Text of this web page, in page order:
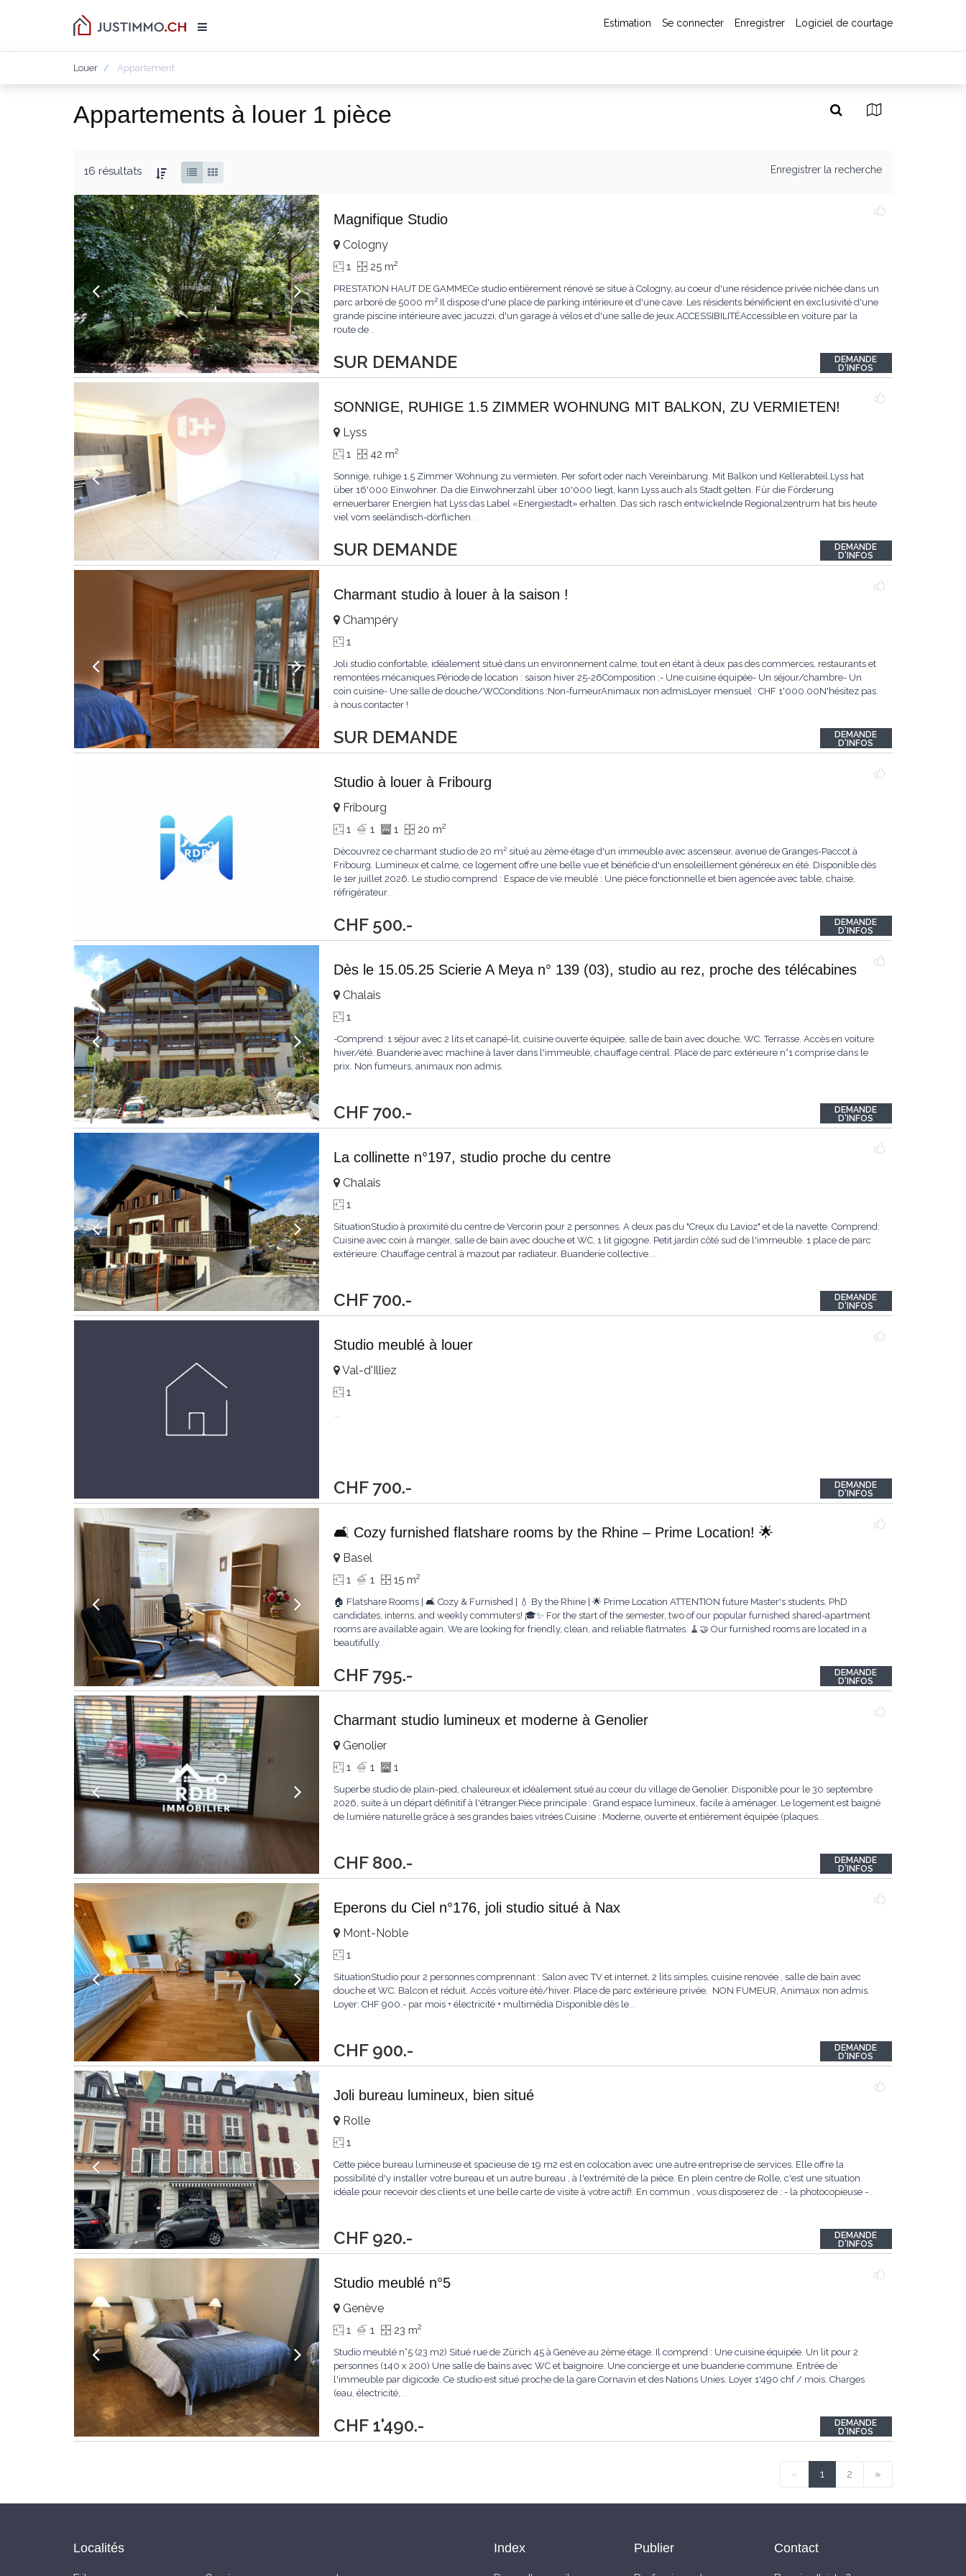
Estimation Se connecter Enregistrer Logiciel de courtage
Louer Appartement
Appartements à louer 1 pièce
16 résultats Enregistrer la recherche
Magnifique Studio
SUR DEMANDE
Cologny
1 25 m2
PRESTATION HAUT DE GAMMECe studio entièrement rénové se situe à Cologny, au coeur d'une résidence privée nichée dans un
parc arboré de 5000 m².Il dispose d'une place de parking intérieure et d'une cave. Les résidents bénéficient en exclusivité d'une
grande piscine intérieure avec jacuzzi, d'un garage à vélos et d'une salle de jeux.ACCESSIBILITÉAccessible en voiture par la
route de...
DEMANDE
D'INFOS
SONNIGE, RUHIGE 1.5 ZIMMER WOHNUNG MIT BALKON, ZU VERMIETEN!
SUR DEMANDE
Lyss
1 42 m2
Sonnige, ruhige 1.5 Zimmer Wohnung zu vermieten. Per sofort oder nach Vereinbarung. Mit Balkon und Kellerabteil.Lyss hat
über 16'000 Einwohner. Da die Einwohnerzahl über 10'000 liegt, kann Lyss auch als Stadt gelten. Für die Förderung
erneuerbarer Energien hat Lyss das Label «Energiestadt» erhalten. Das sich rasch entwickelnde Regionalzentrum hat bis heute
viel vom seeländisch-dörflichen...
DEMANDE
D'INFOS
Charmant studio à louer à la saison !
SUR DEMANDE
Champéry
1
Joli studio confortable, idéalement situé dans un environnement calme, tout en étant à deux pas des commerces, restaurants et
remontées mécaniques.Période de location : saison hiver 25-26Composition :- Une cuisine équipée- Un séjour/chambre- Un
coin cuisine- Une salle de douche/WCConditions :Non-fumeurAnimaux non admisLoyer mensuel : CHF 1'000.00N'hésitez pas
à nous contacter !
DEMANDE
D'INFOS
Studio à louer à Fribourg
CHF 500.-
Fribourg
1 1 1 20 m2
Découvrez ce charmant studio de 20 m² situé au 2ème étage d'un immeuble avec ascenseur, avenue de Granges-Paccot à
Fribourg. Lumineux et calme, ce logement offre une belle vue et bénéficie d'un ensoleillement généreux en été. Disponible dès
le 1er juillet 2026. Le studio comprend : Espace de vie meublé : Une pièce fonctionnelle et bien agencée avec table, chaise,
réfrigérateur...
DEMANDE
D'INFOS
Dès le 15.05.25 Scierie A Meya n° 139 (03), studio au rez, proche des télécabines
CHF 700.-
Chalais
1
-Comprend: 1 séjour avec 2 lits et canapé-lit, cuisine ouverte équipée, salle de bain avec douche, WC. Terrasse. Accès en voiture
hiver/été. Buanderie avec machine à laver dans l'immeuble, chauffage central. Place de parc extérieure n°1 comprise dans le
prix. Non fumeurs, animaux non admis.
DEMANDE
D'INFOS
La collinette n°197, studio proche du centre
CHF 700.-
Chalais
1
SituationStudio à proximité du centre de Vercorin pour 2 personnes. A deux pas du "Creux du Lavioz" et de la navette. Comprend:
Cuisine avec coin à manger, salle de bain avec douche et WC, 1 lit gigogne. Petit jardin côté sud de l'immeuble. 1 place de parc
extérieure. Chauffage central à mazout par radiateur. Buanderie collective....
DEMANDE
D'INFOS
Studio meublé à louer
CHF 700.-
Val-d'Illiez
1
...
DEMANDE
D'INFOS
🛋️ Cozy furnished flatshare rooms by the Rhine – Prime Location! 🌟
CHF 795.-
Basel
1 1 15 m2
🏠 Flatshare Rooms | 🛋️ Cozy & Furnished | 💧 By the Rhine | 🌟 Prime Location ATTENTION future Master's students, PhD
candidates, interns, and weekly commuters! 🎓✨ For the start of the semester, two of our popular furnished shared-apartment
rooms are available again. We are looking for friendly, clean, and reliable flatmates. 🧹🤝 Our furnished rooms are located in a
beautifully...
DEMANDE
D'INFOS
Charmant studio lumineux et moderne à Genolier
CHF 800.-
Genolier
1 1 1
Superbe studio de plain-pied, chaleureux et idéalement situé au cœur du village de Genolier. Disponible pour le 30 septembre
2026, suite à un départ définitif à l'étranger. ​ ​Pièce principale : Grand espace lumineux, facile à aménager. Le logement est baigné
de lumière naturelle grâce à ses grandes baies vitrées. ​Cuisine : Moderne, ouverte et entièrement équipée (plaques...
DEMANDE
D'INFOS
Eperons du Ciel n°176, joli studio situé à Nax
CHF 900.-
Mont-Noble
1
SituationStudio pour 2 personnes comprennant : Salon avec TV et internet, 2 lits simples, cuisine renovée , salle de bain avec
douche et WC. Balcon et réduit. Accès voiture été/hiver. Place de parc extérieure privée. NON FUMEUR, Animaux non admis.
Loyer: CHF 900.- par mois + électricité + multimédia Disponible dès le...
DEMANDE
D'INFOS
Joli bureau lumineux, bien situé
CHF 920.-
Rolle
1
Cette pièce bureau lumineuse et spacieuse de 19 m2 est en colocation avec une autre entreprise de services. Elle offre la
possibilité d'y installer votre bureau et un autre bureau , à l'extrémité de la pièce. En plein centre de Rolle, c'est une situation
idéale pour recevoir des clients et une belle carte de visite à votre actif!. En commun , vous disposerez de : - la photocopieuse -...
DEMANDE
D'INFOS
Studio meublé n°5
CHF 1'490.-
Genève
1 1 23 m2
Studio meublé n°5 (23 m2) Situé rue de Zürich 45 à Genève au 2ème étage. Il comprend : Une cuisine équipée. Un lit pour 2
personnes (140 x 200) Une salle de bains avec WC et baignoire. Une concierge et une buanderie commune. Entrée de
l'immeuble par digicode. Ce studio est situé proche de la gare Cornavin et des Nations Unies. Loyer 1'490 chf / mois. Charges
(eau, électricité,...
DEMANDE
D'INFOS
« 1 2 »
Localités Index Publier Contact